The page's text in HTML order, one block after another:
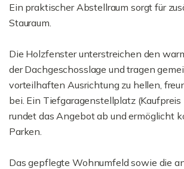
Ein praktischer Abstellraum sorgt für
Stauraum.
Die Holzfenster unterstreichen den
der Dachgeschosslage und tragen
vorteilhaften Ausrichtung zu hellen,
bei. Ein Tiefgaragenstellplatz (Kaufpreis
rundet das Angebot ab und ermöglicht
Parken.
Das gepflegte Wohnumfeld sowie die